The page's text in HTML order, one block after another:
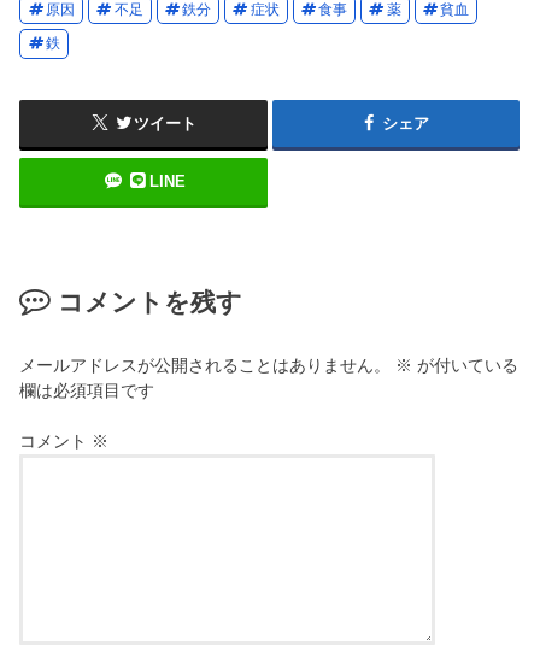
原因 不足 鉄分 症状 食事 薬 貧血
鉄
ツイート シェア
LINE
コメントを残す
メールアドレスが公開されることはありません。 ※ が付いている
欄は必須項目です
コメント ※